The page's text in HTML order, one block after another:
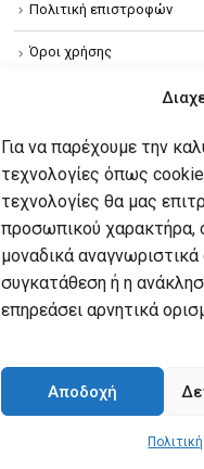
Για να παρέχουμε την
τεχνολογίες όπως
τεχνολογίες θα μας
προσωπικού χαρακτήρα,
μοναδικά
συγκατάθεση ή η
επηρεάσει αρνητικά
Αποδοχή
Πολιτική επιστροφών
Όροι χρήσης
Πολιτική απορρήτου
Πολιτική Cookies